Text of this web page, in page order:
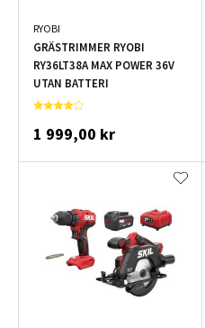
RYOBI
GRÄSTRIMMER RYOBI
RY36LT38A MAX POWER 36V
UTAN BATTERI
1 999,00 kr